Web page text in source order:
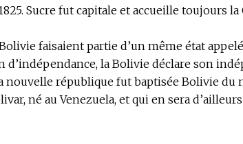
Sucre fut capitale et accueille toujours la
faisaient partie d’un même état
d’indépendance, la Bolivie déclare son
nouvelle république fut baptisée Bolivie du
né au Venezuela, et qui en sera